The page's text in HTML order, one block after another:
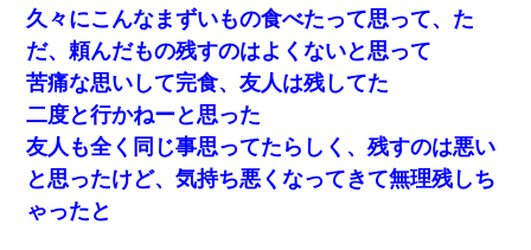
久々にこんなまずいもの食べたって思って、た
だ、頼んだもの残すのはよくないと思って
苦痛な思いして完食、友人は残してた
二度と行かねーと思った
友人も全く同じ事思ってたらしく、残すのは悪い
と思ったけど、気持ち悪くなってきて無理残しち
ゃったと